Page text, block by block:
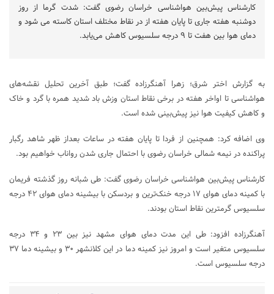
کارشناس پیش‌بین هواشناسی خراسان رضوی گفت: شدت گرما از روز
دوشنبه هفته جاری تا پایان هفته از در نقاط مختلف استان کاسته می شود و
دمای هوا بین هفت تا ۹ درجه سلسیوس کاهش می‌یابد.
به گزارش اختر شرق؛ زهرا آهنگرزاده گفت؛ طبق آخرین تحلیل نقشه‌های
هواشناسی تا اواخر هفته در برخی نقاط استان وزش باد شدید همره با گرد و خاک
و کاهش کیفیت هوا نیز پیش‌بینی شده است.
وی اضافه کرد: همچنین از فردا تا پایان هفته در ساعات بعداز ظهر شاهد رگبار
پراکنده در نیمه شمالی خراسان رضوی با احتمال جاری شدن رواناب خواهیم بود.
کارشناس پیش‌بین هواشناسی خراسان رضوی گفت: طی شبانه روز گذشته فریمان
با کمینه دمای هوای ۱۷ درجه خنک‌ترین و بردسکن با بیشینه دمای هوای ۴۲ درجه
سلسیوس گرمترین نقاط استان بودند.
آهنگرزاده افزود: طی این مدت دمای هوای مشهد نیز بین ۲۳ و ۳۴ درجه
سلسیوس متغیر است و امروز نیز کمینه دما در این کلانشهر ۳۰ و بیشینه دما ۳۷
درجه سلسیوس است.